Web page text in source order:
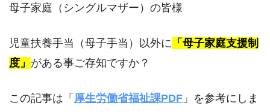
母子家庭（シングルマザー）の皆様
児童扶養手当（母子手当）以外に 「母子家庭支援制
度」 がある事ご存知ですか？
この記事は「 厚生労働省福祉課PDF 」を参考にしま